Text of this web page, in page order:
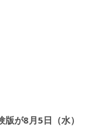
版が8月5日（水）